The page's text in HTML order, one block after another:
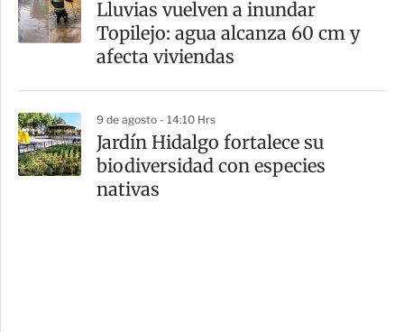
Lluvias vuelven a inundar
Topilejo: agua alcanza 60 cm y
afecta viviendas
9 de agosto - 14:10 Hrs
Jardín Hidalgo fortalece su
biodiversidad con especies
nativas